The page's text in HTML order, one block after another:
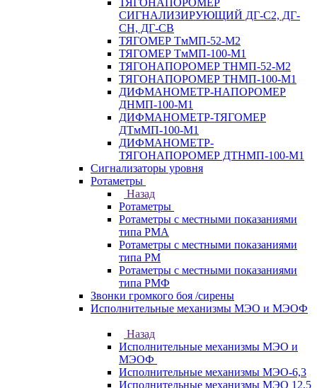
ТЯГОНАПОРОМЕР
СИГНАЛИЗИРУЮЩИЙ ДГ-С2, ДГ-
СН, ДГ-СВ
ТЯГОМЕР ТмМП-52-М2
ТЯГОМЕР ТмМП-100-М1
ТЯГОНАПОРОМЕР ТНМП-52-М2
ТЯГОНАПОРОМЕР ТНМП-100-М1
ДИФМАНОМЕТР-НАПОРОМЕР
ДНМП-100-М1
ДИФМАНОМЕТР-ТЯГОМЕР
ДТмМП-100-М1
ДИФМАНОМЕТР-
ТЯГОНАПОРОМЕР ДТНМП-100-М1
Сигнализаторы уровня
Ротаметры
Назад
Ротаметры
Ротаметры с местными показаниями
типа РМА
Ротаметры с местными показаниями
типа РМ
Ротаметры с местными показаниями
типа РМФ
Звонки громкого боя /сирены
Исполнительные механизмы МЭО и МЭОФ
Назад
Исполнительные механизмы МЭО и
МЭОФ
Исполнительные механизмы МЭО-6,3
Исполнительные механизмы МЭО 12,5